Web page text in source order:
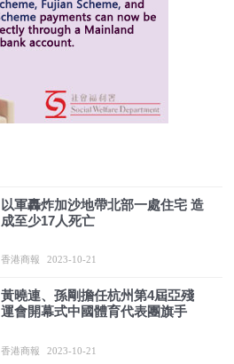
以軍轟炸加沙地帶北部一處住宅 造
成至少17人死亡
香港商報 2023-10-21
黃曉連、孫剛擔任杭州第4屆亞殘
運會開幕式中國體育代表團旗手
香港商報 2023-10-21